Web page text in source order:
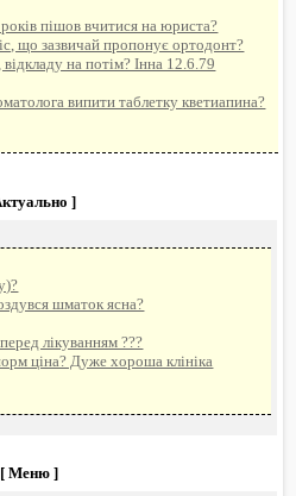
пішов вчитися на юриста?
що зазвичай пропонує ортодонт?
на потім? Інна 12.6.79
випити таблетку кветиапина?
]
шматок ясна?
лікуванням ???
ціна? Дуже хороша клініка
[ Меню ]